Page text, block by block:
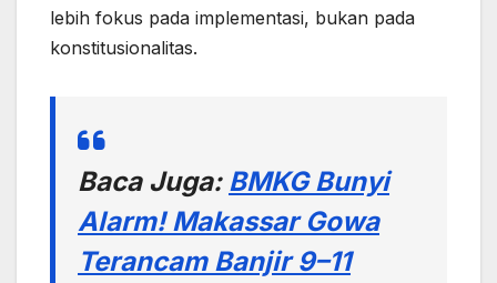
lebih fokus pada implementasi, bukan pada
konstitusionalitas.
Baca Juga: BMKG Bunyi
Alarm! Makassar Gowa
Terancam Banjir 9–11